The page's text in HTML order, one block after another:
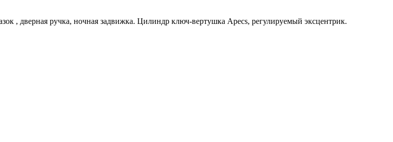
, дверная ручка, ночная задвижка. Цилиндр ключ-вертушка Apecs, регулируемый эксцентрик.